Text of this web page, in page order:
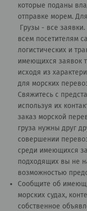
которые поданы
отправке морем.
Грузы - все заявки
всем посетителям
логистических и
имеющихся заявок
исходя из
для морских
Свяжитесь с
используя их
заказ морской
груза нужны друг
совершении
среди имеющихся
подходящих вы не
возможностью
Сообщите об
морских судах,
собственное